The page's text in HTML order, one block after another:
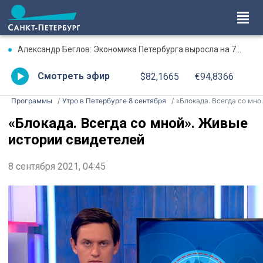
Александр Беглов: Экономика Петербурга выросла на 7% в первом полугодии
Смотреть эфир $82,1665 €94,8366
Программы Утро в Петербурге 8 сентября «Блокада. Всегда со мной». Живые истории свидетелей
«Блокада. Всегда со мной». Живые
истории свидетелей
8 сентября 2021, 04:45